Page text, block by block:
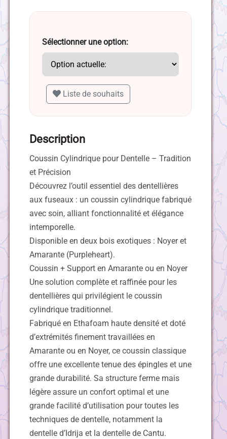
Sélectionner une option:
Liste de souhaits
Description
Coussin Cylindrique pour Dentelle – Tradition
et Précision
Découvrez l’outil essentiel des dentellières
aux fuseaux : un coussin cylindrique fabriqué
avec soin, alliant fonctionnalité et élégance
intemporelle.
Disponible en deux bois exotiques : Noyer et
Amarante (Purpleheart).
Coussin + Support en Amarante ou en Noyer
Une solution complète et raffinée pour les
dentellières qui privilégient le coussin
cylindrique traditionnel.
Fabriqué en Ethafoam haute densité et doté
d’extrémités finement travaillées en
Amarante ou en Noyer, ce coussin classique
offre une excellente tenue des épingles et une
grande durabilité. Sa structure ferme mais
légère assure un confort optimal et une
grande facilité d’utilisation pour toutes les
techniques de dentelle, notamment la
dentelle d’Idrija et la dentelle de Cantu.